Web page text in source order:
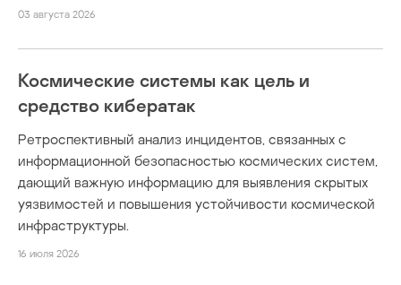
03 августа 2026
Космические системы как цель и
средство кибератак
Ретроспективный анализ инцидентов, связанных с
информационной безопасностью космических систем,
дающий важную информацию для выявления скрытых
уязвимостей и повышения устойчивости космической
инфраструктуры.
16 июля 2026